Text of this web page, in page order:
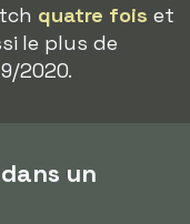
quatre fois et
le plus de
2020.
un